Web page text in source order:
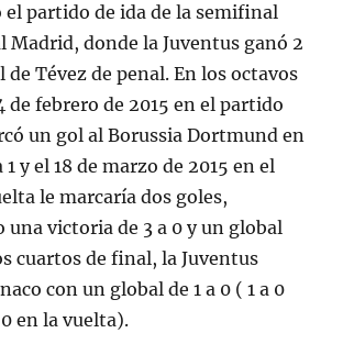
el partido de ida de la semifinal
Madrid, donde la Juventus ganó 2
de Tévez de penal. En los octavos
de febrero de 2015 en el partido
un gol al Borussia Dortmund en
y el 18 de marzo de 2015 en el
le marcaría dos goles,
una victoria de 3 a 0 y un global
cuartos de final, la Juventus
con un global de 1 a 0 ( 1 a 0
en la vuelta).